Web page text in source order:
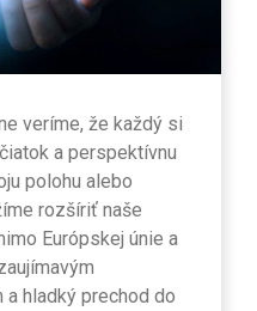
veríme, že každý si
a perspektívnu
polohu alebo
rozšíriť naše
Európskej únie a
hladký prechod do